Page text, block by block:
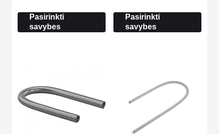
Pasirinkti
savybes
233.00 €
235.00 €
Pasirinkti
savybes